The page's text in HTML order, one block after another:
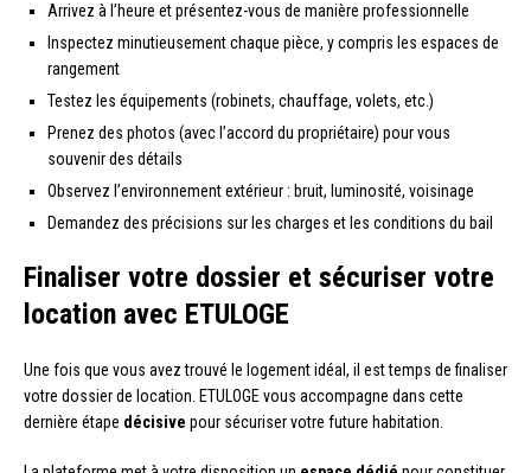
Arrivez à l’heure et présentez-vous de manière professionnelle
Inspectez minutieusement chaque pièce, y compris les espaces de
rangement
Testez les équipements (robinets, chauffage, volets, etc.)
Prenez des photos (avec l’accord du propriétaire) pour vous
souvenir des détails
Observez l’environnement extérieur : bruit, luminosité, voisinage
Demandez des précisions sur les charges et les conditions du bail
Finaliser votre dossier et sécuriser votre
location avec ETULOGE
Une fois que vous avez trouvé le logement idéal, il est temps de finaliser
votre dossier de location. ETULOGE vous accompagne dans cette
dernière étape décisive pour sécuriser votre future habitation.